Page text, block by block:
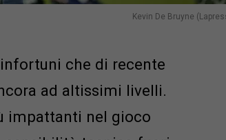
Kevin De Bruyne
che di recente
ad altissimi livelli.
impattanti nel gioco